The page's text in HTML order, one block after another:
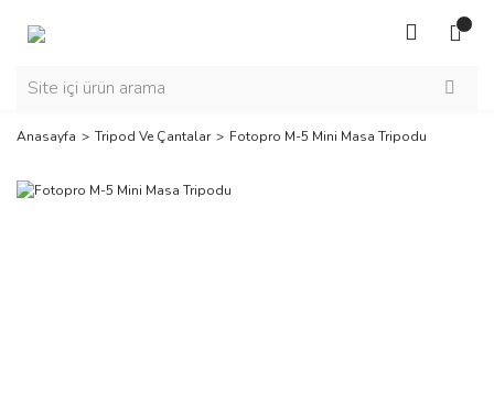
Anasayfa Tripod Ve Çantalar Fotopro M-5 Mini Masa Tripodu